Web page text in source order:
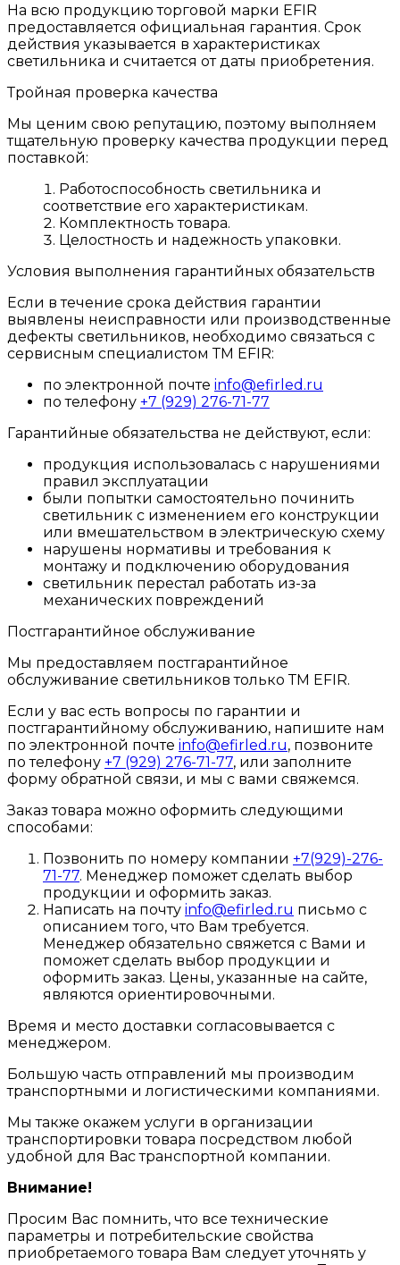
На всю продукцию торговой марки EFIR
предоставляется официальная гарантия. Срок
действия указывается в характеристиках
светильника и считается от даты приобретения.
Тройная проверка качества
Мы ценим свою репутацию, поэтому выполняем
тщательную проверку качества продукции перед
поставкой:
Работоспособность светильника и
соответствие его характеристикам.
Комплектность товара.
Целостность и надежность упаковки.
Условия выполнения гарантийных обязательств
Если в течение срока действия гарантии
выявлены неисправности или производственные
дефекты светильников, необходимо связаться с
сервисным специалистом ТМ EFIR:
по электронной почте info@efirled.ru
по телефону +7 (929) 276-71-77
Гарантийные обязательства не действуют, если:
продукция использовалась с нарушениями
правил эксплуатации
были попытки самостоятельно починить
светильник с изменением его конструкции
или вмешательством в электрическую схему
нарушены нормативы и требования к
монтажу и подключению оборудования
светильник перестал работать из-за
механических повреждений
Постгарантийное обслуживание
Мы предоставляем постгарантийное
обслуживание светильников только ТМ EFIR.
Если у вас есть вопросы по гарантии и
постгарантийному обслуживанию, напишите нам
по электронной почте info@efirled.ru, позвоните
по телефону +7 (929) 276-71-77, или заполните
форму обратной связи, и мы с вами свяжемся.
Заказ товара можно оформить следующими
способами:
Позвонить по номеру компании +7(929)-276-
71-77. Менеджер поможет сделать выбор
продукции и оформить заказ.
Написать на почту info@efirled.ru письмо с
описанием того, что Вам требуется.
Менеджер обязательно свяжется с Вами и
поможет сделать выбор продукции и
оформить заказ. Цены, указанные на сайте,
являются ориентировочными.
Время и место доставки согласовывается с
менеджером.
Большую часть отправлений мы производим
транспортными и логистическими компаниями.
Мы также окажем услуги в организации
транспортировки товара посредством любой
удобной для Вас транспортной компании.
Внимание!
Просим Вас помнить, что все технические
параметры и потребительские свойства
приобретаемого товара Вам следует уточнять у